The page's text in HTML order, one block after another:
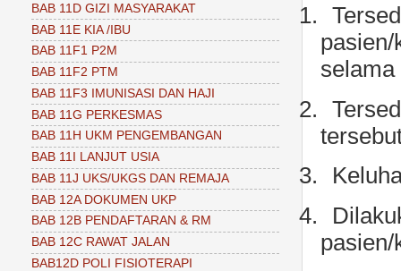
1.
pasien/
selama
2.
3.
4.
pasien/
BAB 11D GIZI MASYARAKAT
BAB 11E KIA /IBU
BAB 11F1 P2M
BAB 11F2 PTM
BAB 11F3 IMUNISASI DAN HAJI
BAB 11G PERKESMAS
BAB 11H UKM PENGEMBANGAN
BAB 11I LANJUT USIA
BAB 11J UKS/UKGS DAN REMAJA
BAB 12A DOKUMEN UKP
BAB 12B PENDAFTARAN & RM
BAB 12C RAWAT JALAN
BAB12D POLI FISIOTERAPI